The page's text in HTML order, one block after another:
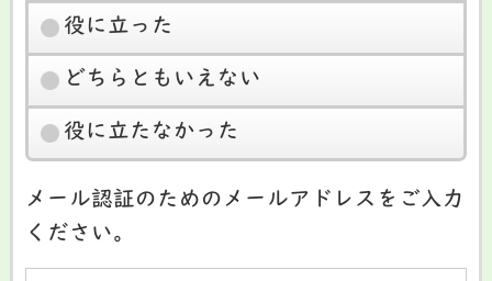
役に立った
どちらともいえない
役に立たなかった
メール認証のためのメールアドレスをご入力
ください。